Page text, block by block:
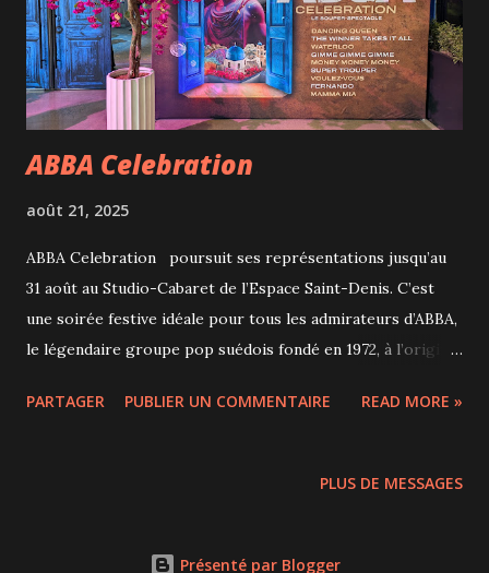
de son choix à chacun des 7 comptoirs gourmands : Pan
Américan Pizza (Danny St-Pierre) Chef Dudu (Francis
Duval) Grillades Argentines (Chris Garde) Elle Jay’s
(Marissa Leon-John) Les Mômes (Yoann Van Den B...
ABBA Celebration
août 21, 2025
ABBA Celebration poursuit ses représentations jusqu’au
31 août au Studio-Cabaret de l’Espace Saint-Denis. C’est
une soirée festive idéale pour tous les admirateurs d’ABBA,
le légendaire groupe pop suédois fondé en 1972, à l’origine
Fernando ou Take a Chance on Me . La formule souper-
enchanteur. La salle est visuellement très belle avec ses
PARTAGER PUBLIER UN COMMENTAIRE READ MORE »
PLUS DE MESSAGES
Présenté par Blogger